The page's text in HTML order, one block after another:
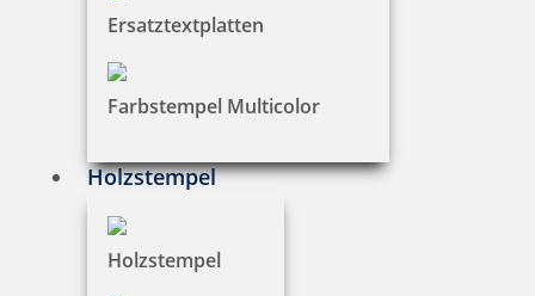
Ersatztextplatten
Farbstempel Multicolor
Holzstempel
Holzstempel
Switch Write & Stamp